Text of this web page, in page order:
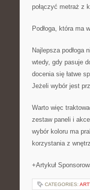
połączyć metraż z
Podłoga, która ma
Najlepsza podłoga
wtedy, gdy pasuje
docenia się łatwe
Jeżeli wybór jest
Warto więc
zestaw paneli i
wybór koloru ma
korzystania z
+Artykuł
CATEGORIES: